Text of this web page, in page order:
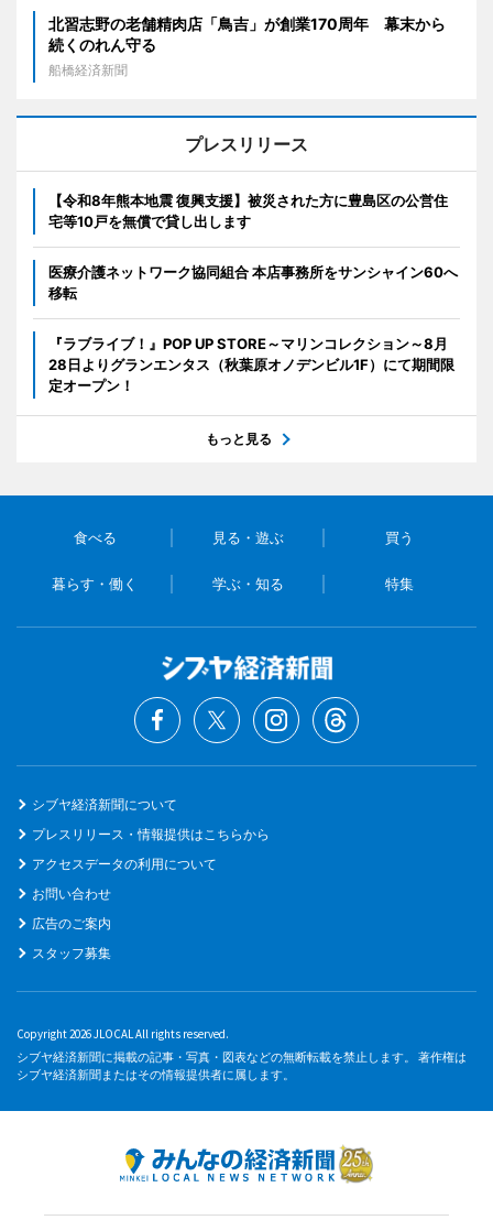
北習志野の老舗精肉店「鳥吉」が創業170周年 幕末から
続くのれん守る
船橋経済新聞
プレスリリース
【令和8年熊本地震 復興支援】被災された方に豊島区の公営住
宅等10戸を無償で貸し出します
医療介護ネットワーク協同組合 本店事務所をサンシャイン60へ
移転
『ラブライブ！』POP UP STORE～マリンコレクション～8月
28日よりグランエンタス（秋葉原オノデンビル1F）にて期間限
定オープン！
もっと見る
食べる 見る・遊ぶ 買う
暮らす・働く 学ぶ・知る 特集
シブヤ経済新聞について
プレスリリース・情報提供はこちらから
アクセスデータの利用について
お問い合わせ
広告のご案内
スタッフ募集
Copyright 2026 JLOCAL All rights reserved.
シブヤ経済新聞に掲載の記事・写真・図表などの無断転載を禁止します。 著作権は
シブヤ経済新聞またはその情報提供者に属します。